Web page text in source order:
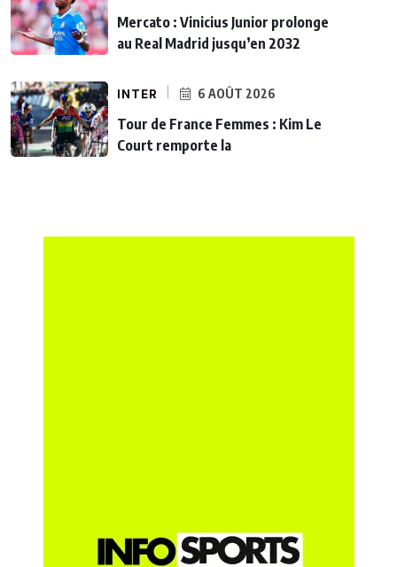
Mercato : Vinicius Junior prolonge
au Real Madrid jusqu’en 2032
INTER 6 AOÛT 2026
Tour de France Femmes : Kim Le
Court remporte la